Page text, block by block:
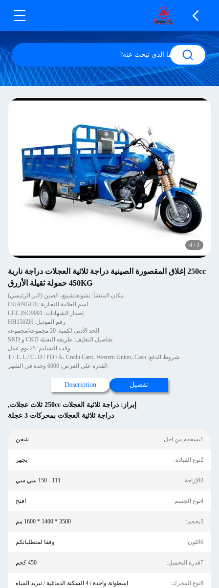
2
/
4
250cc إغلاق المقصورة الصينية دراجة ثلاثية العجلات دراجة نارية
450KG حمولة ثقيلة الأزرق
مكان المنشأ: تشونغتشينغ، الصين (البر الرئيسي)
اسم العلامة التجارية: HUANGHE
إصدار الشهادات: CCC.ISO9001
رقم الموديل: HH150ZH
الحد الأدنى لكمية: 20 مجموعة/مجموعة
تفاصيل التغليف: طريقة التعبئة CKD و SKD
وقت التسليم: 25 يوم عمل
شروط الدفع: T / T، L / C، D / PD / A، Credit Card، Western Union، Cash
القدرة على العرض: 6000 وحدة في الشهر
تفصيل Description
إبراز: دراجة ثلاثية العجلات 250cc ثلاث عجلات
,
دراجة ثلاثية العجلات بمحركات 3 عجلة
1يسخدم من اجل: شحن
2نوع القيادة: يجهز
3الإزاحة: 111 - 150 سي سي
4نوع الجسم: افتح
5بحجم: 3500 * 1400 * 1600 مم
6اللون: وفقا لمتطلباتكم
7قدرة التحميل: 450 كجم
8نوع المحرك: اسطوانة واحدة / 4 السكتة الدماغية / تبريد المياه